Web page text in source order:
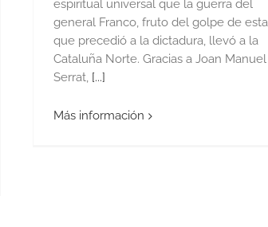
espiritual universal que la guerra del
general Franco, fruto del golpe de
que precedió a la dictadura, llevó a la
Cataluña Norte. Gracias a Joan Manuel
Serrat, [...]
Más información